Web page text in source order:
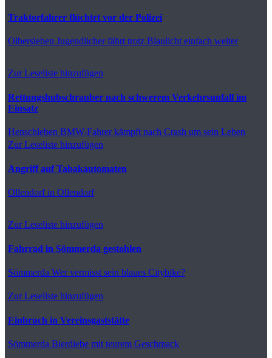
Traktorfahrer flüchtet vor der Polizei
Olbersleben Jugendlicher fährt trotz Blaulicht einfach weiter
Zur Leseliste hinzufügen
Rettungshubschrauber nach schwerem Verkehrsunfall im
Einsatz
Henschleben BMW-Fahrer kämpft nach Crash um sein Leben
Zur Leseliste hinzufügen
Angriff auf Tabakautomaten
Ollendorfin Ollendorf
Zur Leseliste hinzufügen
Fahrrad in Sömmerda gestohlen
Sömmerda Wer vermisst sein blaues Citybike?
Zur Leseliste hinzufügen
Einbruch in Vereinsgaststätte
Sömmerda Bierdiebe mit teurem Geschmack